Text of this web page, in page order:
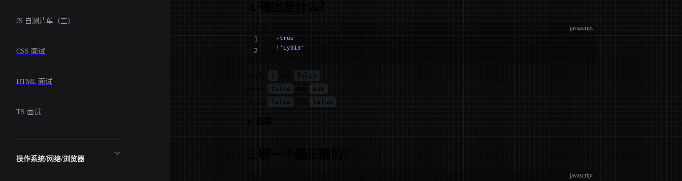
JS 自测清单（三）
CSS 面试
HTML 面试
TS 面试
操作系统/网络/浏览器
4. 输出是什么？
javascript
+true
! 'Lydia'
1
2
A: 1 false
B: false and NaN
C: false false
答案
5. 哪一个是正确的？
javascript